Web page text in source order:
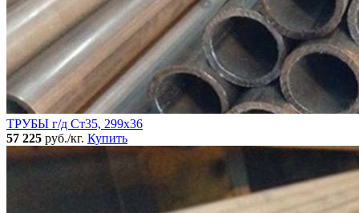
ТРУБЫ г/д Ст35, 299х36
57 225 руб./кг. Купить